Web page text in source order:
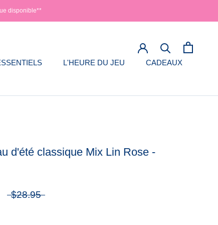
disponible**
L'HEURE DU JEU CADEAUX
d'été classique Mix Lin Rose -
$28.95